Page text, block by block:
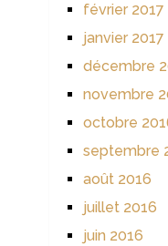
février 2017
janvier 2017
décembre
novembre
octobre
septembre
août 2016
juillet 2016
juin 2016